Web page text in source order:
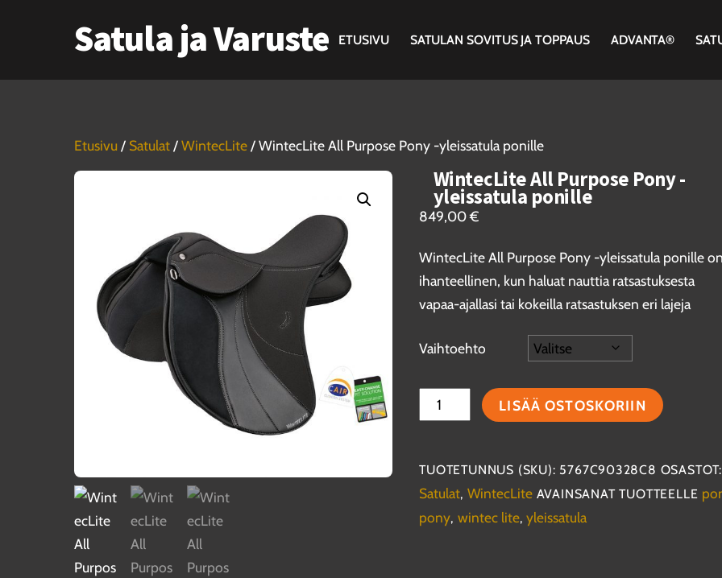
Satula ja Varuste ETUSIVU SATULAN SOVITUS JA TOPPAUS ADVANTA®
Etusivu / Satulat/WintecLite/ WintecLite All Purpose Pony -yleissatula ponille
WintecLite All Purpose Pony -
yleissatula ponille
849,00€
WintecLite All Purpose Pony -yleissatula ponille
ihanteellinen, kun haluat nauttia ratsastuksesta
vapaa-ajallasi tai kokeilla ratsastuksen eri lajeja
Vaihtoehto
WintecLite
All
Pony
-
yleissatula
LISÄÄ OSTOSKORIIN
TUOTETUNNUS (SKU): 5767C90328C8 OSASTOT:
Satulat, WintecLite AVAINSANAT TUOTTEELLE
pony, wintec lite,yleissatula